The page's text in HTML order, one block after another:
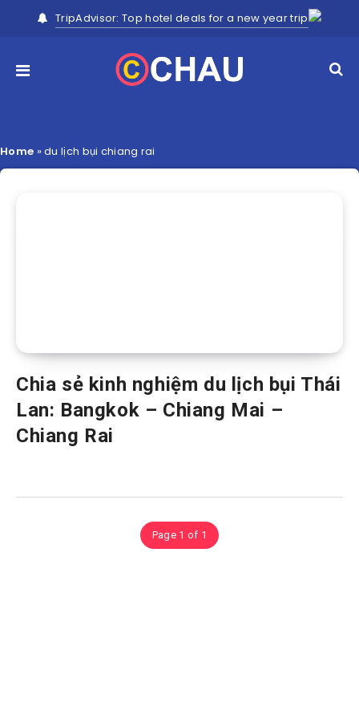
TripAdvisor: Top hotel deals for a new year trip
Home »du lịch bụi chiang rai
Chia sẻ kinh nghiệm du lịch bụi Thái
Lan: Bangkok – Chiang Mai –
Chiang Rai
Page 1 of 1